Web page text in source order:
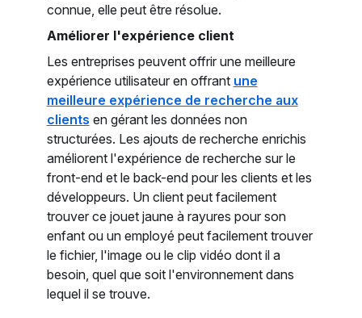
connue, elle peut être résolue.
Améliorer l'expérience client
Les entreprises peuvent offrir une meilleure
expérience utilisateur en offrant une
meilleure expérience de recherche aux
clients en gérant les données non
structurées. Les ajouts de recherche enrichis
améliorent l'expérience de recherche sur le
front-end et le back-end pour les clients et les
développeurs. Un client peut facilement
trouver ce jouet jaune à rayures pour son
enfant ou un employé peut facilement trouver
le fichier, l'image ou le clip vidéo dont il a
besoin, quel que soit l'environnement dans
lequel il se trouve.